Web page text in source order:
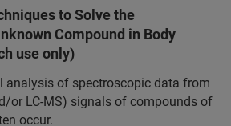
to Solve the
Compound in Body
use only)
analysis of spectroscopic data from
or LC-MS) signals of compounds of
occur.